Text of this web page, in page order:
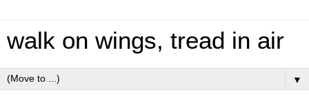
walk on wings, tread in air
▼